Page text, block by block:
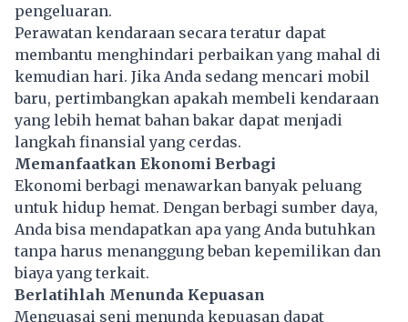
pengeluaran.
Perawatan kendaraan secara teratur dapat
membantu menghindari perbaikan yang mahal di
kemudian hari. Jika Anda sedang mencari mobil
baru, pertimbangkan apakah membeli kendaraan
yang lebih hemat bahan bakar dapat menjadi
langkah finansial yang cerdas.
Memanfaatkan Ekonomi Berbagi
Ekonomi berbagi menawarkan banyak peluang
untuk hidup hemat. Dengan berbagi sumber daya,
Anda bisa mendapatkan apa yang Anda butuhkan
tanpa harus menanggung beban kepemilikan dan
biaya yang terkait.
Berlatihlah Menunda Kepuasan
Menguasai seni menunda kepuasan dapat